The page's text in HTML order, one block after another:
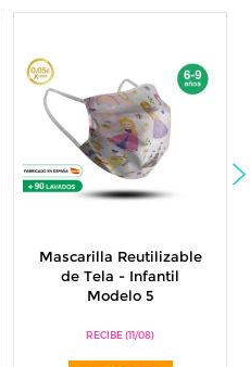
Mascarilla Reutilizable
de Tela - Infantil
Modelo 5
RECIBE (11/08)